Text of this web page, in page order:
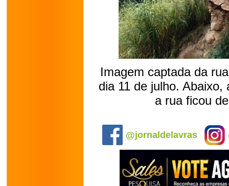
Imagem captada da
dia 11 de julho.
a rua ficou
@jornaldelavras